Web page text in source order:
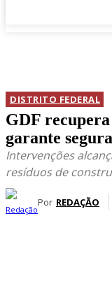
DISTRITO FEDERAL
GDF
garante
Intervenções
resíduos de
Por REDAÇÃO